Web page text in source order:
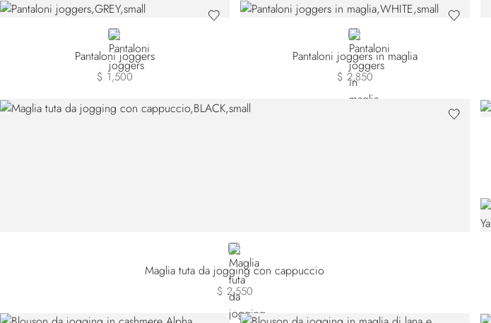
GREY
Pantaloni joggers
$ 1,500
WHITE
Pantaloni joggers in maglia
$ 2,850
BLACK
Maglia tuta da jogging con cappuccio
$ 2,550